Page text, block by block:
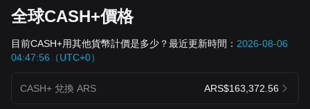
全球CASH+價格
目前CASH+用其他貨幣計價是多少？最近更新時間： 2026-08-06
04:47:56（UTC+0）
CASH+ 兌換 ARS ARS$163,372.56